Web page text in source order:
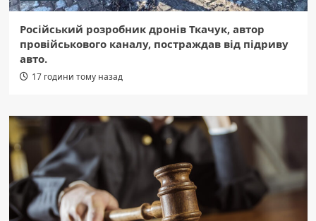
Російський розробник дронів Ткачук, автор
провійськового каналу, постраждав від підриву
авто.
17 години тому назад